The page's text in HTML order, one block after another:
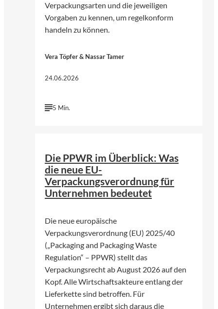
Verpackungsarten und die jeweiligen
Vorgaben zu kennen, um regelkonform
handeln zu können.
Vera Töpfer & Nassar Tamer
24.06.2026
5 Min.
Die PPWR im Überblick: Was
die neue EU-
Verpackungsverordnung für
Unternehmen bedeutet
Die neue europäische
Verpackungsverordnung (EU) 2025/40
(„Packaging and Packaging Waste
Regulation“ – PPWR) stellt das
Verpackungsrecht ab August 2026 auf den
Kopf. Alle Wirtschaftsakteure entlang der
Lieferkette sind betroffen. Für
Unternehmen ergibt sich daraus die